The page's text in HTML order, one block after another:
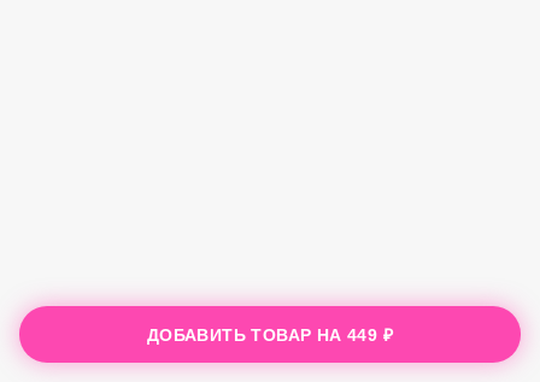
ДОБАВИТЬ ТОВАР НА449 ₽